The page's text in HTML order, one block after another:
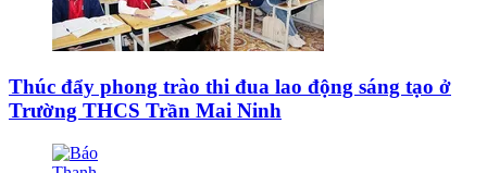
Thúc đẩy phong trào thi đua lao động sáng tạo ở
Trường THCS Trần Mai Ninh